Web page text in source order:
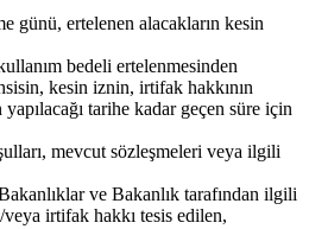
günü, ertelenen alacakların kesin
bedeli ertelenmesinden
kesin iznin, irtifak hakkının
tarihe kadar geçen süre için
mevcut sözleşmeleri veya ilgili
ve Bakanlık tarafından ilgili
irtifak hakkı tesis edilen,